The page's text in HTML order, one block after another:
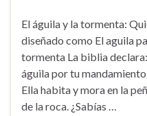
El águila y la tormenta:
diseñado como El aguila
tormenta La biblia
águila por tu
Ella habita y mora en la
de la roca. ¿Sabías …